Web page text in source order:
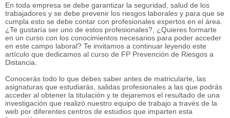
En toda empresa se debe garantizar la seguridad, salud de los
trabajadores y se debe prevenir los riesgos laborales y para que se
cumpla esto se debe contar con profesionales expertos en el área.
¿Te gustaría ser uno de estos profesionales?, ¿Quieres formarte
en un curso con los conocimientos necesarios para poder acceder
en este campo laboral? Te invitamos a continuar leyendo este
artículo que dedicamos al curso de FP Prevención de Riesgos a
Distancia.
Conocerás todo lo que debes saber antes de matricularte, las
asignaturas que estudiarás, salidas profesionales a las que podrás
acceder al obtener la titulación y te dejaremos el resultado de una
investigación que realizó nuestro equipo de trabajo a través de la
web por diferentes centros de estudios que imparten esta